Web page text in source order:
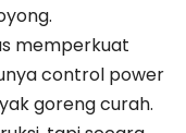
memperkuat
control power
goreng curah.